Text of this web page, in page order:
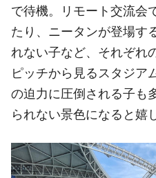
で待機。リモート交流会
たり、ニータンが登場す
れない子など、それぞれ
ピッチから見るスタジア
の迫力に圧倒される子も
られない景色になると嬉